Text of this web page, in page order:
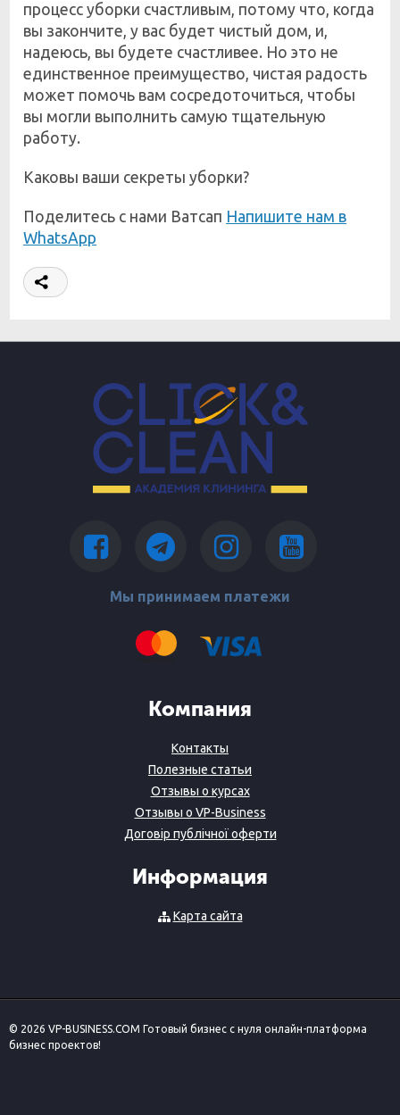
процесс уборки счастливым, потому что, когда
вы закончите, у вас будет чистый дом, и,
надеюсь, вы будете счастливее. Но это не
единственное преимущество, чистая радость
может помочь вам сосредоточиться, чтобы
вы могли выполнить самую тщательную
работу.
Каковы ваши секреты уборки?
Поделитесь с нами Ватсап Напишите нам в
WhatsApp
Мы принимаем платежи
Компания
Контакты
Полезные статьи
Отзывы о курсах
Отзывы о VP-Business
Договір публічної оферти
Информация
Карта сайта
© 2026 VP-BUSINESS.COM Готовый бизнес с нуля онлайн-платформа
бизнес проектов!